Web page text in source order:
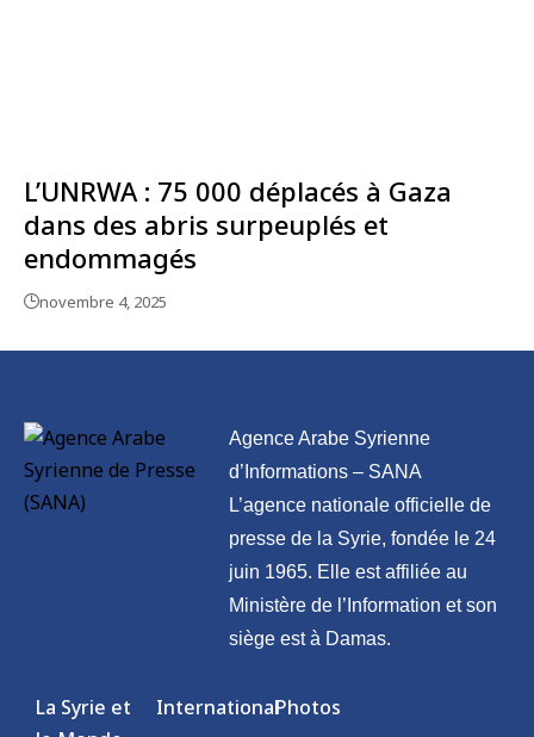
L’UNRWA : 75 000 déplacés à Gaza
dans des abris surpeuplés et
endommagés
novembre 4, 2025
Agence Arabe Syrienne
d’Informations – SANA
L’agence nationale officielle de
presse de la Syrie, fondée le 24
juin 1965. Elle est affiliée au
Ministère de l’Information et son
siège est à Damas.
La Syrie et
InternationalPhotos